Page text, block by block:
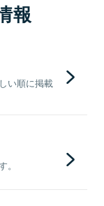
報
い順に掲載